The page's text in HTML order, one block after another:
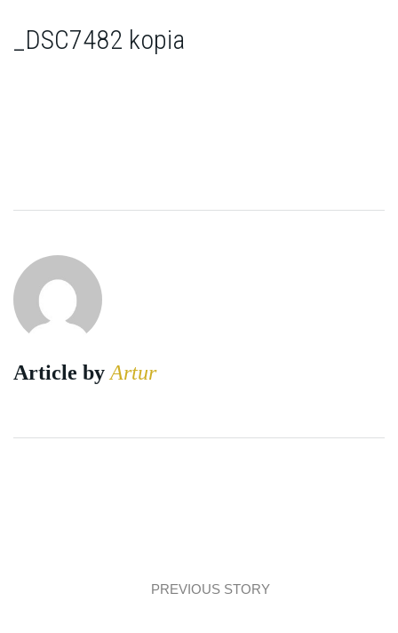
_DSC7482 kopia
Article byArtur
PREVIOUS STORY